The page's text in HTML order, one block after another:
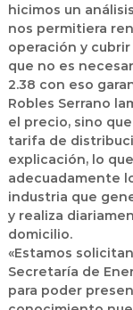
hicimos un
nos permitiera
operación y
que no es
2.38 con eso
Robles Serrano
el precio, sino
tarifa de
explicación, lo
adecuadamente
industria que
y realiza
domicilio.
«Estamos
Secretaría de
para poder